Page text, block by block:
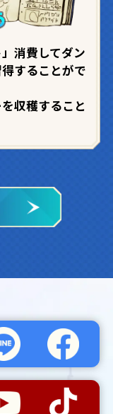
消費してダン
することがで
収穫すること